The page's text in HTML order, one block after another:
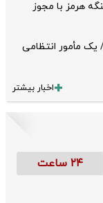
هرمز با مجوز
یک مأمور انتظامی
اخبار بیشتر
۲۴ ساعت